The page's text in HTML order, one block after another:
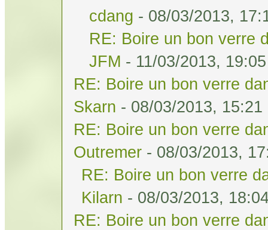
cdang - 08/03/2013,
RE: Boire un bon verre
JFM - 11/03/2013, 19:05
RE: Boire un bon verre
Skarn - 08/03/2013, 15:21
RE: Boire un bon verre
Outremer - 08/03/2013,
RE: Boire un bon verre
Kilarn - 08/03/2013,
RE: Boire un bon verre